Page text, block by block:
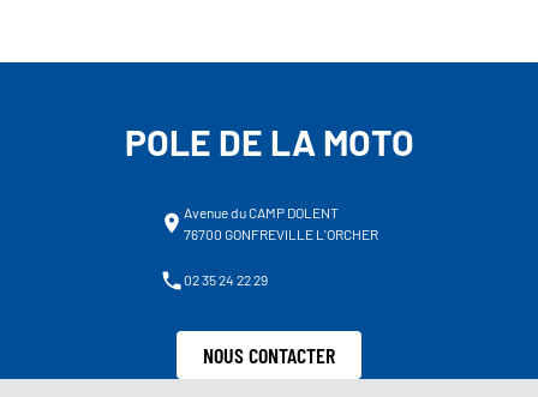
POLE DE LA MOTO
Avenue du CAMP DOLENT
76700 GONFREVILLE L'ORCHER
02 35 24 22 29
NOUS CONTACTER